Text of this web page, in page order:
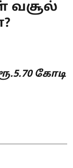
வசூல்
கோடி